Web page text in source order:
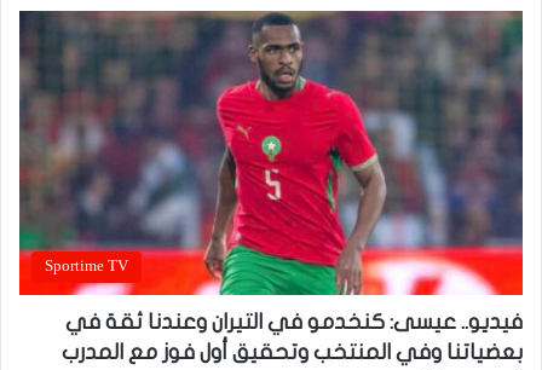
Sportime TV
فيديو.. عيسى: كنخدمو في التيران وعندنا ثقة في
بعضياتنا وفي المنتخب وتحقيق أول فوز مع المدرب